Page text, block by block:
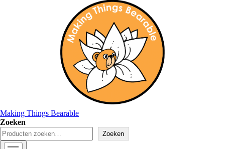
Making Things Bearable
Zoeken
Zoeken